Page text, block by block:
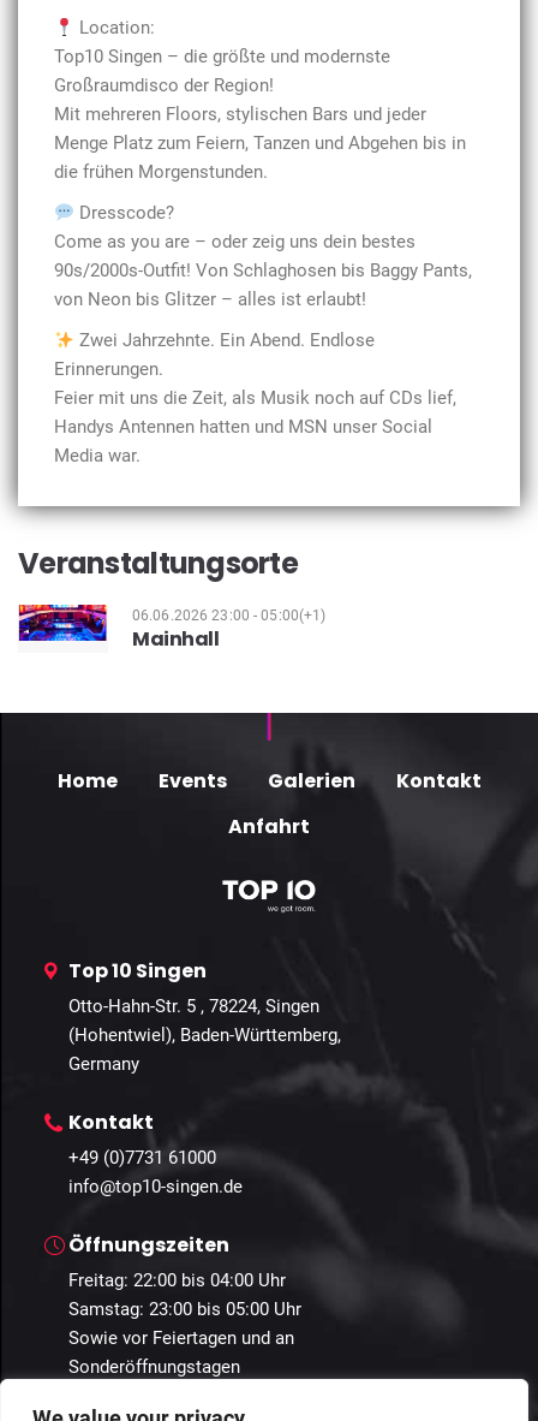
Location:
Top10 Singen – die größte und modernste
Großraumdisco der Region!
Mit mehreren Floors, stylischen Bars und jeder
Menge Platz zum Feiern, Tanzen und Abgehen bis in
die frühen Morgenstunden.
Dresscode?
Come as you are – oder zeig uns dein bestes
90s/2000s-Outfit! Von Schlaghosen bis Baggy Pants,
von Neon bis Glitzer – alles ist erlaubt!
Zwei Jahrzehnte. Ein Abend. Endlose
Erinnerungen.
Feier mit uns die Zeit, als Musik noch auf CDs lief,
Handys Antennen hatten und MSN unser Social
Media war.
Veranstaltungsorte
06.06.2026 23:00 - 05:00(+1)
Mainhall
Home Events Galerien
Kontakt
Anfahrt
Top 10 Singen
Otto-Hahn-Str. 5 , 78224, Singen
(Hohentwiel), Baden-Württemberg,
Germany
Kontakt
+49 (0)7731 61000
info@top10-singen.de
Öffnungszeiten
Freitag: 22:00 bis 04:00 Uhr
Samstag: 23:00 bis 05:00 Uhr
Sowie vor Feiertagen und an
Sonderöffnungstagen